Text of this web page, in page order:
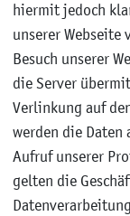
hiermit jedoch
unserer Webseite
Besuch unserer
die Server
Verlinkung auf
werden die Daten
Aufruf unserer
gelten die